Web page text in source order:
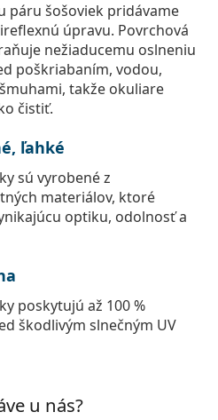
páru šošoviek pridávame
úpravu. Povrchová
nežiaducemu oslneniu
poškriabaním, vodou,
takže okuliare
čistiť.
ľahké
sú vyrobené z
materiálov, ktoré
optiku, odolnosť a
poskytujú až 100 %
škodlivým slnečným UV
u nás?